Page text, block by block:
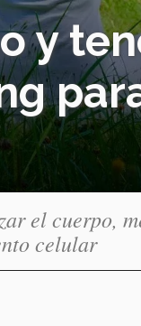
y
el cuerpo,
celular